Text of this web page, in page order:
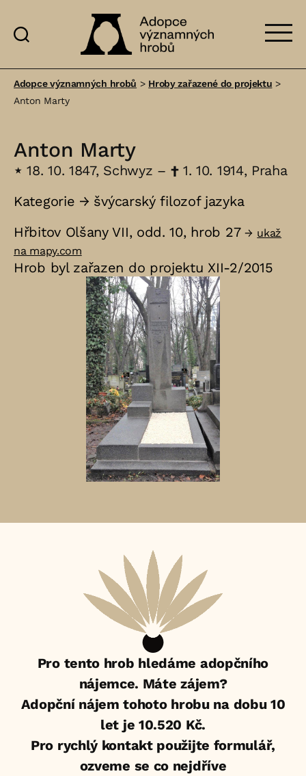
významných
Adopce významných hrobů > Hroby zařazené do projektu >
Anton Marty
Anton Marty
⋆ 18. 10. 1847, Schwyz – †1. 10. 1914, Praha
Kategorie → švýcarský filozof jazyka
Hřbitov Olšany VII, odd. 10, hrob 27 → ukaž
na mapy.com
Hrob byl zařazen do projektu XII-2/2015
Pro tento hrob hledáme adopčního
nájemce. Máte zájem?
Adopční nájem tohoto hrobu na dobu 10
let je 10.520 Kč.
Pro rychlý kontakt použijte formulář,
ozveme se co nejdříve